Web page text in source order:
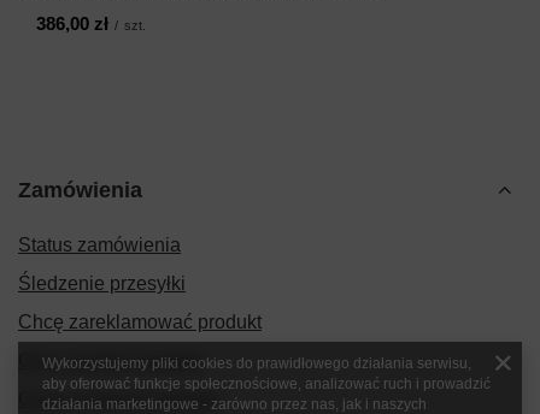
386,00 zł / szt.
Zamówienia
Status zamówienia
Śledzenie przesyłki
Chcę zareklamować produkt
Chcę zwrócić produkt
Chcę wymienić produkt
Wykorzystujemy pliki cookies do prawidłowego działania serwisu,
aby oferować funkcje społecznościowe, analizować ruch i prowadzić
działania marketingowe - zarówno przez nas, jak i naszych